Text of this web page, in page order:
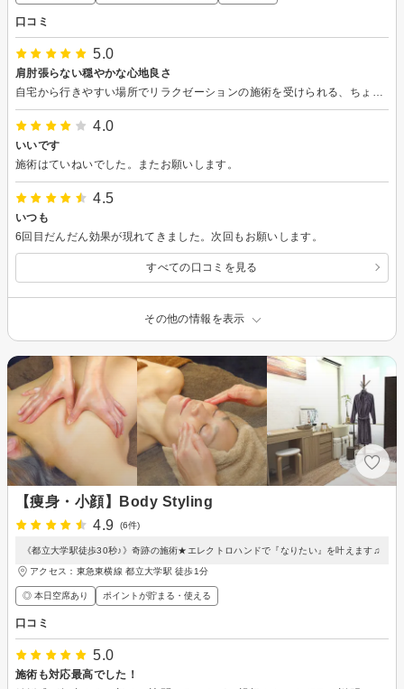
口コミ
5.0
肩肘張らない穏やかな心地良さ
4.0
いいです
施術はていねいでした。またお願いします。
4.5
いつも
6回目だんだん効果が現れてきました。次回もお願いします。
すべての口コミを見る
その他の情報を表示
【痩身・小顔】Body Styling
4.9
(6件)
《都立大学駅徒歩30秒♪》奇跡の施術★エレクトロハンドで『なりたい』を叶えます♫
アクセス：東急東横線 都立大学駅 徒歩1分
◎ 本日空席あり ポイントが貯まる・使える
口コミ
5.0
施術も対応最高でした！